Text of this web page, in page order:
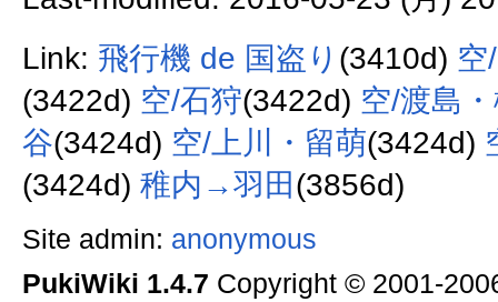
Link: 飛行機 de 国盗り (3410d) 空
(3422d) 空/石狩(3422d) 空/渡島
谷(3424d) 空/上川・留萌(3424d)
(3424d) 稚内→羽田 (3856d)
Site admin: anonymous
PukiWiki 1.4.7 Copyright © 2001-